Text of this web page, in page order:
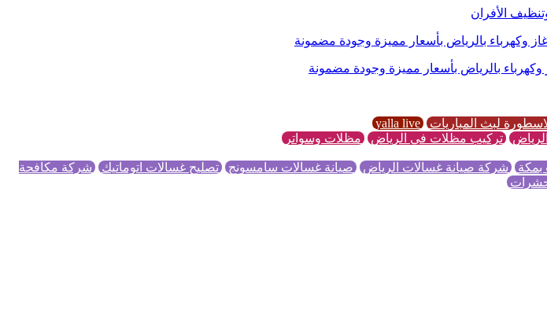
الأفران
وكهرباء بالرياض بأسعار مميزة وجودة مضمونة
بالرياض بأسعار مميزة وجودة مضمونة
لبث المباريات yalla live
تركيب مظلات في الرياض مظلات وسواتر
بمكة شركة صيانة غسالات الرياض صيانة غسالات سامسونج تصليح غسالات اتوماتيك شركة مكافحة